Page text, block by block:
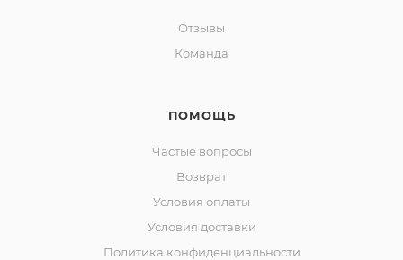
Отзывы
Команда
ПОМОЩЬ
Частые вопросы
Возврат
Условия оплаты
Условия доставки
Политика конфиденциальности